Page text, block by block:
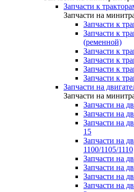
Запчасти к
Запчасти на
Запчасти к
Запчасти к
(ременной)
Запчасти к
Запчасти к
Запчасти к
Запчасти к
Запчасти на
Запчасти на
Запчасти на
Запчасти на
Запчасти на
15
Запчасти на
1100/1105/1110
Запчасти на
Запчасти на
Запчасти на
Запчасти на